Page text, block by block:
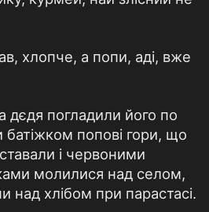
хлопче, а попи, аді, вже
дєдя погладили його по
батіжком попові гори, що
і червоними
молилися над селом,
над хлібом при парастасі.